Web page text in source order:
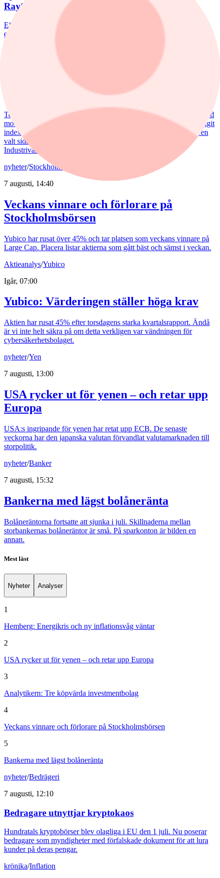
RaySearch
Efter en svagare utveckling hittills i år fick Spiltan Småbolagsfond
ett tydligt lyft i juli. Mips bidrog mest till uppgången, medan
Aktiefonder
Fondvinnare med banktung portfölj
Tommi Saukkoriipi har styrt nästan halva SEB Swedish Value Fund
mot finanssektorn. Det har varit ett vinnande drag. Fonden har slagit
index tydligt både i år och på längre sikt. Samtidigt har förvaltaren
valt sida mellan börsens två stora maktbolag - Investor och
Industrivärden.
nyheter/Stockholmsbörsen
7 augusti, 14:40
Veckans vinnare och förlorare på
Stockholmsbörsen
Yubico har rusat över 45% och tar platsen som veckans vinnare på
Large Cap. Placera listar aktierna som gått bäst och sämst i veckan.
Aktieanalys/Yubico
Igår, 07:00
Yubico: Värderingen ställer höga krav
Aktien har rusat 45% efter torsdagens starka kvartalsrapport. Ändå
är vi inte helt säkra på om detta verkligen var vändningen för
cybersäkerhetsbolaget.
nyheter/Yen
7 augusti, 13:00
USA rycker ut för yenen – och retar upp
Europa
USA:s ingripande för yenen har retat upp ECB. De senaste
veckorna har den japanska valutan förvandlat valutamarknaden till
storpolitik.
nyheter/Banker
7 augusti, 15:32
Bankerna med lägst bolåneränta
Bolåneräntorna fortsatte att sjunka i juli. Skillnaderna mellan
storbankernas bolåneräntor är små. På sparkonton är bilden en
annan.
Mest läst
Nyheter Analyser
1
Hemberg: Energikris och ny inflationsvåg väntar
2
USA rycker ut för yenen – och retar upp Europa
3
Analytikern: Tre köpvärda investmentbolag
4
Veckans vinnare och förlorare på Stockholmsbörsen
5
Bankerna med lägst bolåneränta
nyheter/Bedrägeri
7 augusti, 12:10
Bedragare utnyttjar kryptokaos
Hundratals kryptobörser blev olagliga i EU den 1 juli. Nu poserar
bedragare som myndigheter med förfalskade dokument för att lura
kunder på deras pengar.
krönika/Inflation